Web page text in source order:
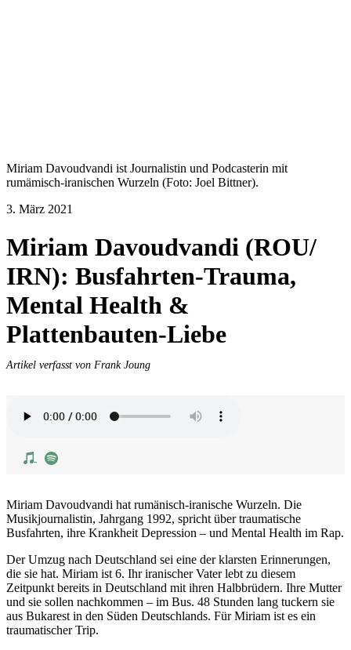
Miriam Davoudvandi ist Journalistin und Podcasterin mit
rumämisch-iranischen Wurzeln (Foto: Joel Bittner).
3. März 2021
Miriam Davoudvandi (ROU/
IRN): Busfahrten-Trauma,
Mental Health &
Plattenbauten-Liebe
Artikel verfasst von Frank Joung
Miriam Davoudvandi hat rumänisch-iranische Wurzeln. Die
Musikjournalistin, Jahrgang 1992, spricht über traumatische
Busfahrten, ihre Krankheit Depression – und Mental Health im Rap.
Der Umzug nach Deutschland sei eine der klarsten Erinnerungen,
die sie hat. Miriam ist 6. Ihr iranischer Vater lebt zu diesem
Zeitpunkt bereits in Deutschland mit ihren Halbbrüdern. Ihre Mutter
und sie sollen nachkommen – im Bus. 48 Stunden lang tuckern sie
aus Bukarest in den Süden Deutschlands. Für Miriam ist es ein
traumatischer Trip.